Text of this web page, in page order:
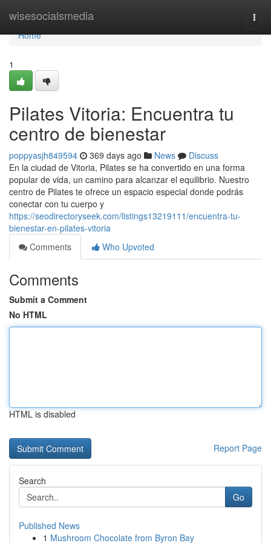
wisesocialsmedia
Home
Home
1
Pilates Vitoria: Encuentra tu
centro de bienestar
poppyasjh849594 369 days ago News
Discuss
En la ciudad de Vitoria, Pilates se ha convertido en una forma
popular de vida, un camino para alcanzar el equilibrio. Nuestro
centro de Pilates te ofrece un espacio especial donde podrás
conectar con tu cuerpo y
https://seodirectoryseek.com/listings13219111/encuentra-tu-
bienestar-en-pilates-vitoria
Comments
Who Upvoted
Comments
Submit a Comment
No HTML
HTML is disabled
Report Page
Search
Go
Published News
1 Mushroom Chocolate from Byron Bay